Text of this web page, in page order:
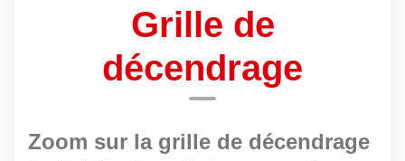
Grille de
décendrage
Zoom sur la grille de décendrage